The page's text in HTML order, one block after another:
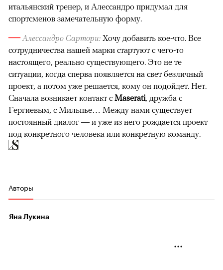
итальянский тренер, и Алессандро придумал для
спортсменов замечательную форму.
— Алессандро Сартори: Хочу добавить кое-что. Все
сотрудничества нашей марки стартуют с чего-то
настоящего, реально существующего. Это не те
ситуации, когда сперва появляется на свет безличный
проект, а потом уже решается, кому он подойдет. Нет.
Сначала возникает контакт с Maserati, дружба с
Гергиевым, с Мильпье… Между нами существует
постоянный диалог — и уже из него рождается проект
под конкретного человека или конкретную команду.
Авторы
Яна Лукина